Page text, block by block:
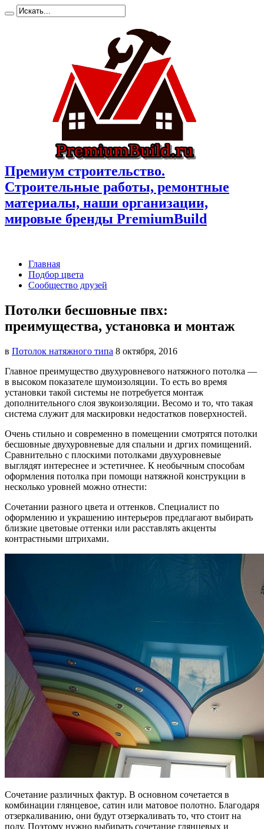
Премиум cтроительство.
Cтроительные работы, ремонтные
материалы, наши организации,
мировые бренды PremiumBuild
Главная
Подбор цвета
Сообщество друзей
Потолки бесшовные пвх:
преимущества, установка и монтаж
в Потолок натяжного типа 8 октября, 2016
Главное преимущество двухуровневого натяжного потолка —
в высоком показателе шумоизоляции. То есть во время
установки такой системы не потребуется монтаж
дополнительного слоя звукоизоляции. Весомо и то, что такая
система служит для маскировки недостатков поверхностей.
Очень стильно и современно в помещении смотрятся потолки
бесшовные двухуровневые для спальни и дргих помищений.
Сравнительно с плоскими потолками двухуровневые
выглядят интереснее и эстетичнее. К необычным способам
оформления потолка при помощи натяжной конструкции в
несколько уровней можно отнести:
Сочетании разного цвета и оттенков. Специалист по
оформлению и украшению интерьеров предлагают выбирать
близкие цветовые оттенки или расставлять акценты
контрастными штрихами.
Сочетание различных фактур. В основном сочетается в
комбинации глянцевое, сатин или матовое полотно. Благодаря
отзеркаливанию, они будут отзеркаливать то, что стоит на
полу. Поэтому нужно выбирать сочетание глянцевых и